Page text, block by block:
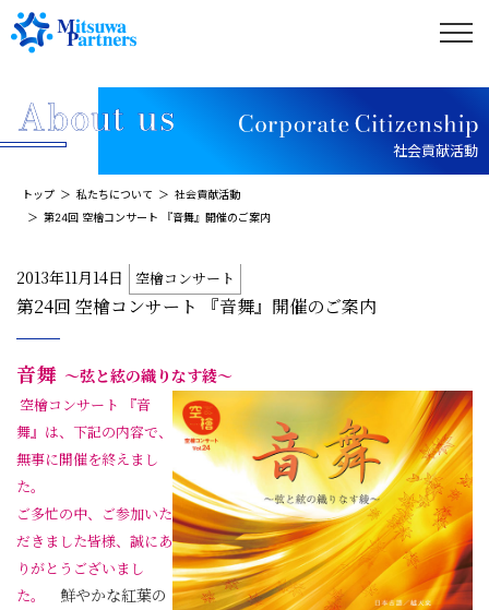
社会貢献活動
トップ 私たちについて
社会貢献活動
第24回 空檜コンサート 『音舞』開催のご案内
2013年11月14日 空檜コンサート
第24回 空檜コンサート 『音舞』開催のご案内
音舞～弦と絃の織りなす綾～
空檜コンサート 『音
舞』は、下記の内容で、
無事に開催を終えまし
た。
ご多忙の中、ご参加いた
だきました皆様、誠にあ
りがとうございまし
た。
鮮やかな紅葉の